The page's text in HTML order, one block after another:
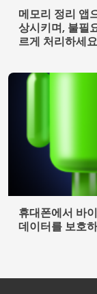
메모리 정리 앱
상시키며, 불필
르게 처리하세
휴대폰에서 바
데이터를 보호